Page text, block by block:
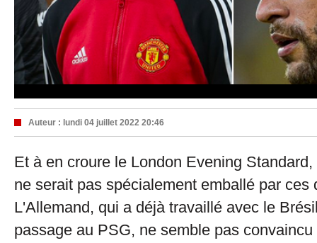
Auteur : lundi 04 juillet 2022 20:46
Et à en croure le London Evening
ne serait pas spécialement emballé par ces
L'Allemand, qui a déjà travaillé avec le
passage au PSG, ne semble pas